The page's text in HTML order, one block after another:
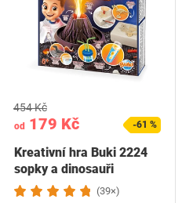
od 179 Kč
454 Kč
-61 %
Kreativní hra Buki 2224
sopky a dinosauři
(39×)